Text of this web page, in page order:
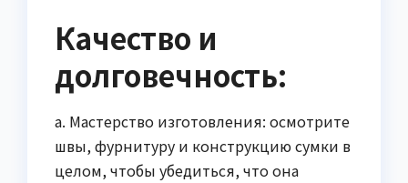
Качество и
долговечность:
а. Мастерство изготовления: осмотрите
швы, фурнитуру и конструкцию сумки в
целом, чтобы убедиться, что она